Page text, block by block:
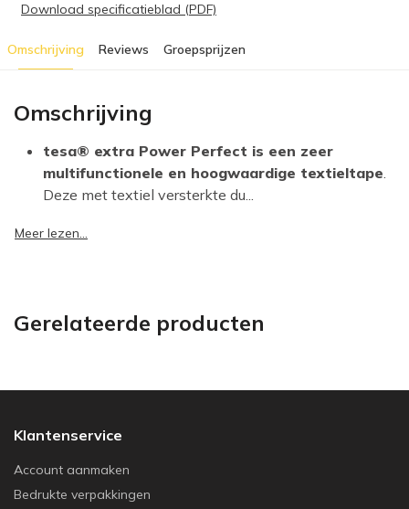
Download specificatieblad (PDF)
Omschrijving Reviews Groepsprijzen
Omschrijving
tesa® extra Power Perfect is een zeer
multifunctionele en hoogwaardige textieltape.
Deze met textiel versterkte du...
Meer lezen...
Gerelateerde producten
Klantenservice
Account aanmaken
Bedrukte verpakkingen